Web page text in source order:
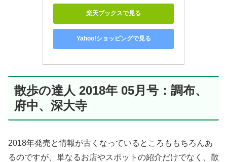
楽天ブックスで見る
Yahoo!ショッピングで見る
散歩の達人 2018年 05月号：調布、
府中、深大寺
2018年発売と情報が古くなっているところももちろんあ
るのですが、単なるお店やスポットの紹介だけでなく、散